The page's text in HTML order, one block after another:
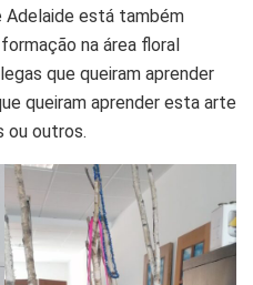
Adelaide está também
na área floral
que queiram aprender
queiram aprender esta arte
ou outros.